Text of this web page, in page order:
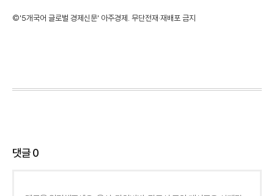
©'5개국어 글로벌 경제신문' 아주경제. 무단전재·재배포 금지
댓글0